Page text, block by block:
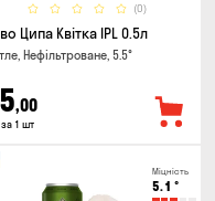
(0)
Ципа Квітка IPL 0.5л
Нефільтроване, 5.5°
,00
1 шт
Міцність
5.1 °